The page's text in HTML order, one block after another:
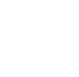
Brasseur